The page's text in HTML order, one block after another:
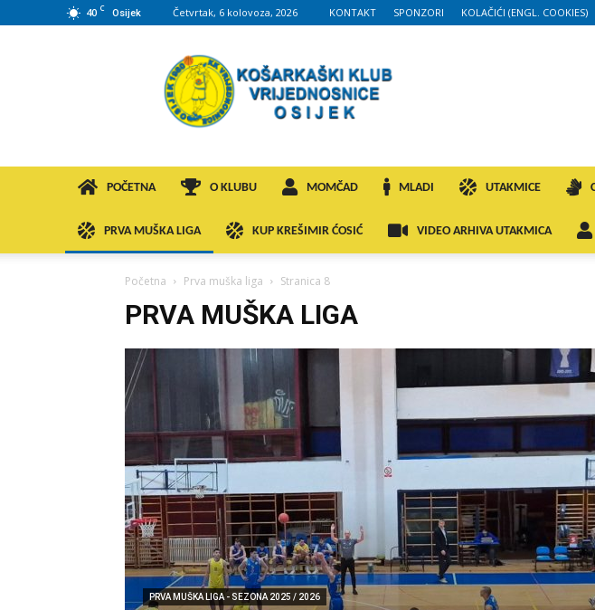
40 C Osijek Četvrtak, 6 kolovoza, 2026 KONTAKT SPONZORI KOLAČIĆI (ENGL. COOKIES)
KK
VROS
POČETNA O KLUBU MOMČAD MLADI UTAKMICE
PRVA MUŠKA LIGA KUP KREŠIMIR ĆOSIĆ VIDEO ARHIVA UTAKMICA
Početna Prva muška liga Stranica 8
PRVA MUŠKA LIGA
PRVA MUŠKA LIGA - SEZONA 2025 / 2026